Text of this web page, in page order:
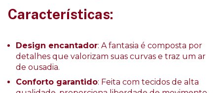
Características:
Design encantador: A fantasia é composta por
detalhes que valorizam suas curvas e traz um ar
de ousadia.
Conforto garantido: Feita com tecidos de alta